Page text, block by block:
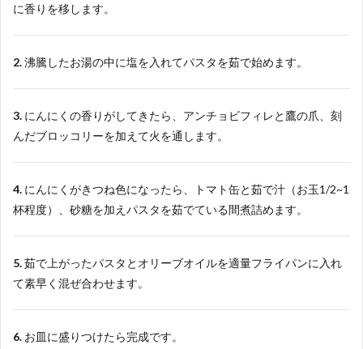
に香りを移します。
2.沸騰したお湯の中に塩を入れてパスタを茹で始めます。
3. にんにくの香りがしてきたら、アンチョビフィレと鷹の爪、刻
んだブロッコリーを加えて火を通します。
4. にんにくがきつね色になったら、トマト缶と茹で汁（お玉1/2~1
杯程度）、砂糖を加えパスタを茹でている間煮詰めます。
5.茹で上がったパスタとオリーブオイルを適量フライパンに入れ
て素早く混ぜ合わせます。
6. お皿に盛りつけたら完成です。